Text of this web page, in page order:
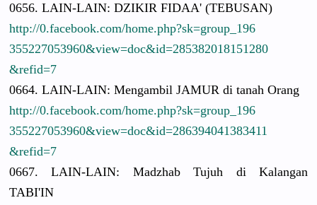
0656. LAIN-LAIN: DZIKIR FIDAA' (TEBUSAN)
http://0.facebook.com/home.php?sk=group_196
355227053960&view=doc&id=285382018151280
&refid=7
0664. LAIN-LAIN: Mengambil JAMUR di tanah Orang
http://0.facebook.com/home.php?sk=group_196
355227053960&view=doc&id=286394041383411
&refid=7
0667. LAIN-LAIN: Madzhab Tujuh di Kalangan
TABI'IN